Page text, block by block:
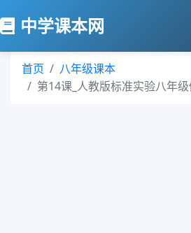
中学课本网
首页
八年级课本
第14课_人教版标准实验八年